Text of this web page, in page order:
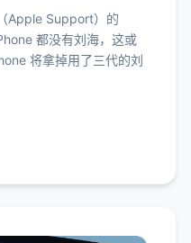
Apple Support）的
都没有刘海，这或
将拿掉用了三代的刘